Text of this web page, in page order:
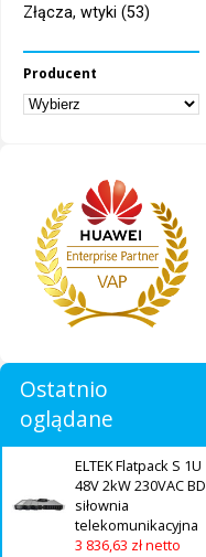
Złącza, wtyki (53)
Producent
Ostatnio
oglądane
ELTEK Flatpack S 1U
48V 2kW 230VAC BD
siłownia
telekomunikacyjna
3 836,63 zł netto